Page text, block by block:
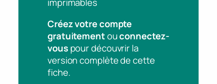
Créez votre compte
gratuitementouconnectez-
vouspour découvrir la
version complète de cette
fiche.